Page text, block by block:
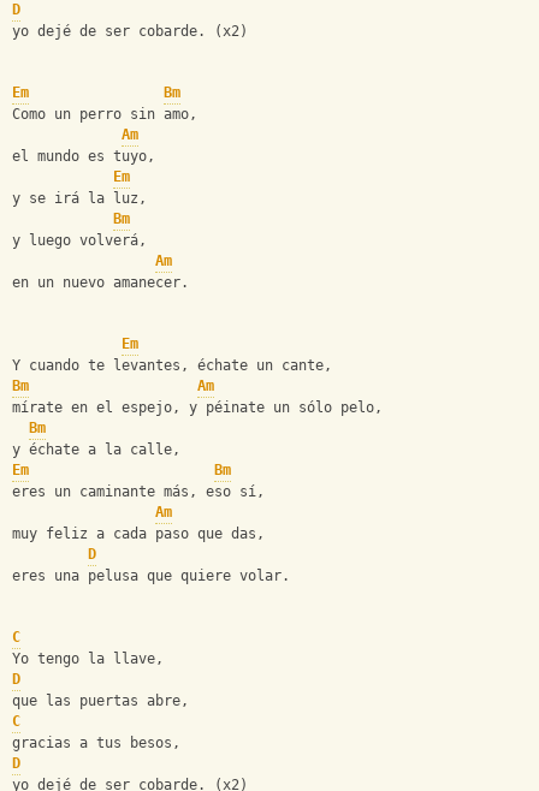
D
yo dejé de ser cobarde. (x2)
Em
Bm
Como un perro sin amo,
Am
el mundo es tuyo,
Em
y se irá la luz,
Bm
y luego volverá,
Am
en un nuevo amanecer.
Em
Y cuando te levantes, échate un cante,
Bm
Am
mírate en el espejo, y péinate un sólo pelo,
Bm
y échate a la calle,
Em
Bm
eres un caminante más, eso sí,
Am
muy feliz a cada paso que das,
D
eres una pelusa que quiere volar.
C
Yo tengo la llave,
D
que las puertas abre,
C
gracias a tus besos,
D
yo dejé de ser cobarde. (x2)